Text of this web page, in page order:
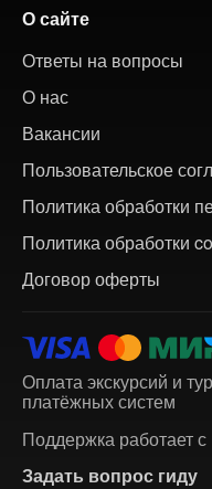
О сайте
Ответы на вопросы
О нас
Вакансии
Пользовательское
Политика обработки
Политика обработки
Договор оферты
Оплата экскурсий и
платёжных систем
Поддержка работает
Задать вопрос гиду